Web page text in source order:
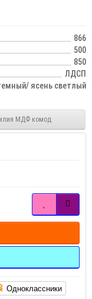
866
500
850
ЛДСП
ясень светлый
МДФ комод
Одноклассники